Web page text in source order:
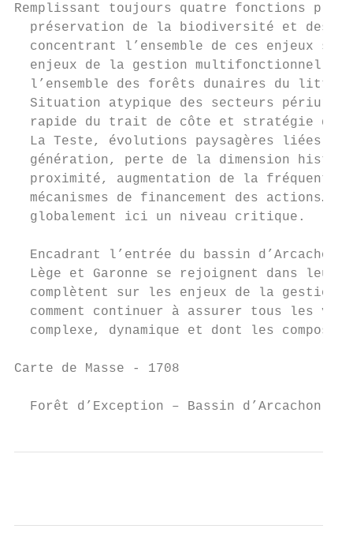
Remplissant toujours quatre fonctions
préservation de la biodiversité et des
concentrant l’ensemble de ces enjeux
enjeux de la gestion
l’ensemble des forêts dunaires du
Situation atypique des secteurs
rapide du trait de côte et stratégie de
La Teste, évolutions paysagères liées à
génération, perte de la dimension
proximité, augmentation de la
mécanismes de financement des actions…
  globalement ici un niveau critique.
Encadrant l’entrée du bassin
Lège et Garonne se rejoignent dans leur
complètent sur les enjeux de la gestion
comment continuer à assurer tous les
complexe, dynamique et dont les
Carte de Masse - 1708
Forêt d’Exception – Bassin d’Arcachon –